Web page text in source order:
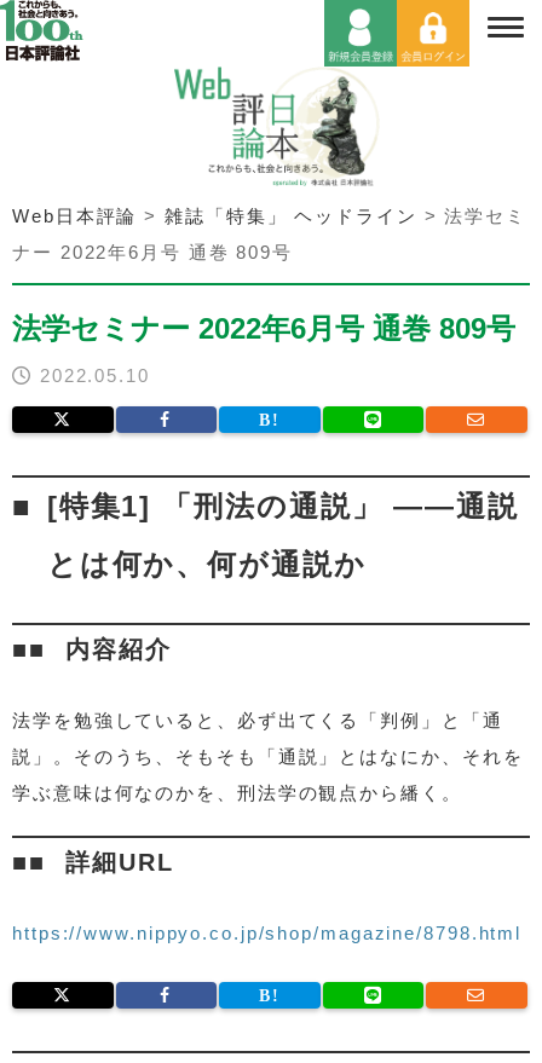
Web日本評論 >雑誌「特集」 ヘッドライン >法学セミ
ナー 2022年6月号 通巻 809号
法学セミナー 2022年6月号 通巻 809号
2022.05.10
[特集1] 「刑法の通説」 ――通説
とは何か、何が通説か
内容紹介
法学を勉強していると、必ず出てくる「判例」と「通
説」。そのうち、そもそも「通説」とはなにか、それを
学ぶ意味は何なのかを、刑法学の観点から繙く。
詳細URL
https://www.nippyo.co.jp/shop/magazine/8798.html